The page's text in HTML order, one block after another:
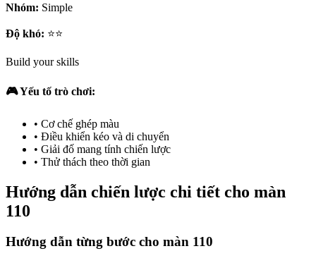
Nhóm: Simple
Độ khó: ⭐⭐
Build your skills
🎮 Yếu tố trò chơi:
• Cơ chế ghép màu
• Điều khiển kéo và di chuyển
• Giải đố mang tính chiến lược
• Thử thách theo thời gian
Hướng dẫn chiến lược chi tiết cho màn
110
Hướng dẫn từng bước cho màn 110